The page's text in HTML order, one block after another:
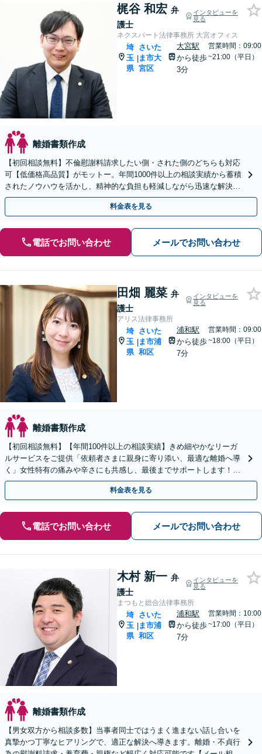
梶谷 和宏 弁
護士
インタビューを
見る
ネクスパート法律事務所 大宮オフィス
埼
玉
県
|
さいた
ま市大
宮区
大宮駅
から徒歩
3分
営業時間：09:00
~21:00（平日）
離婚書類作成
【初回相談無料】不倫慰謝料請求したい側・された側のどちらも対応
可【低価格高品質】がモットー。年間1000件以上の相談実績から蓄積
されたノウハウを活かし、精神的な負担も軽減しながら迅速な解決を
目指します。【休日・夜間相談あり】【ビデオ面談可】
料金表を見る
電話でお問い合わせ メールでお問い合わせ
田畑 麗菜 弁
護士
インタビューを
見る
アリス法律事務所
埼
玉
県
|
さいた
ま市浦
和区
浦和駅
から徒歩
7分
営業時間：09:00
~18:00（平日）
離婚書類作成
【初回相談無料】【年間100件以上の相談実績】きめ細やかなリーガ
ルサービスをご提供「依頼者さまに親身に寄り添い、最適な離婚へ導
く」女性特有の痛みや辛さにも共感し、最後までサポートします！財
産分与／慰謝料／婚姻費用／養育費ほか
料金表を見る
電話でお問い合わせ メールでお問い合わせ
木村 新一 弁
護士
インタビューを
見る
まつもと総合法律事務所
埼
玉
県
|
さいた
ま市浦
和区
浦和駅
から徒歩
7分
営業時間：10:00
~17:00（平日）
離婚書類作成
【男女双方から相談多数】当事者同士ではうまく進まない話し合いを
真摯かつ丁寧なヒアリングで、適正な解決へ導きます。離婚・不貞行